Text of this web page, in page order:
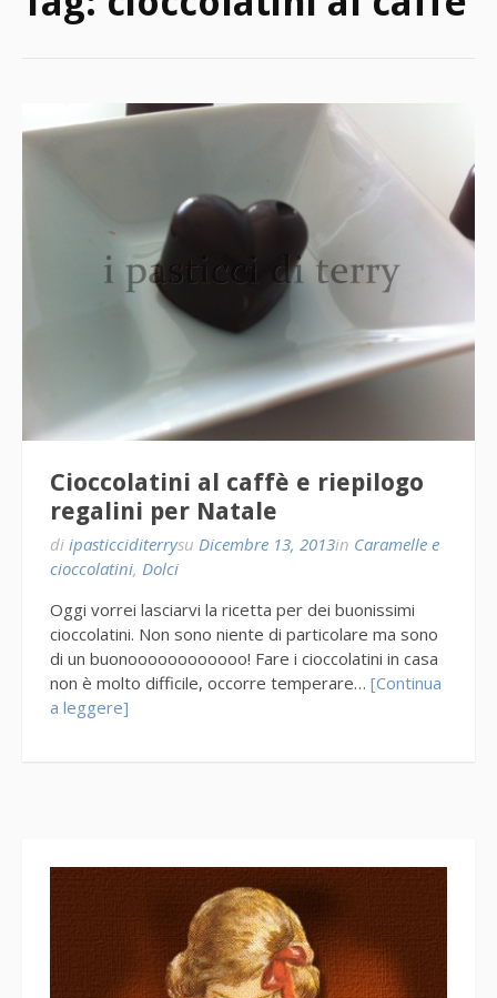
Cioccolatini al caffè e riepilogo
regalini per Natale
di ipasticciditerrysu Dicembre 13, 2013in Caramelle e
cioccolatini, Dolci
Oggi vorrei lasciarvi la ricetta per dei buonissimi
cioccolatini. Non sono niente di particolare ma sono
di un buonoooooooooooo! Fare i cioccolatini in casa
non è molto difficile, occorre temperare… [Continua
a leggere]